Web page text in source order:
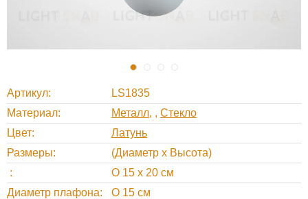
Артикул
LS1835
Материал
Металл , Стекло
Цвет
Латунь
Размеры
(Диаметр х Высота)
O 15 х 20 см
Диаметр плафона
O 15 см